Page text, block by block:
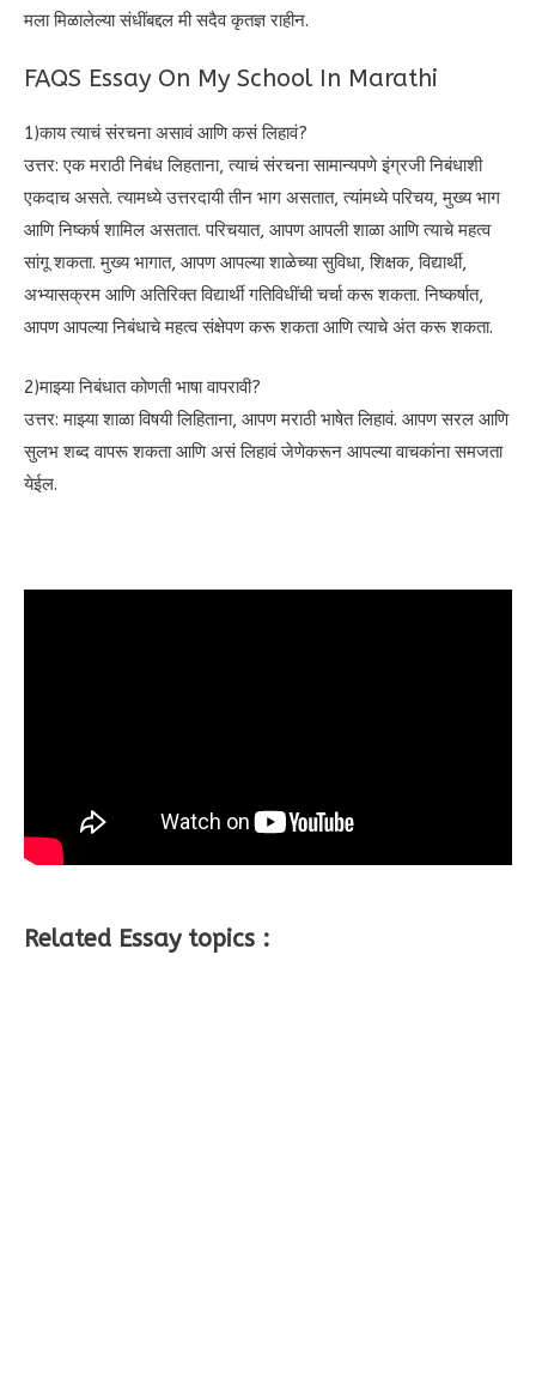
मला मिळालेल्या संधींबद्दल मी सदैव कृतज्ञ राहीन.
FAQS Essay On My School In Marathi
1)काय त्याचं संरचना असावं आणि कसं लिहावं?
उत्तर: एक मराठी निबंध लिहताना, त्याचं संरचना सामान्यपणे इंग्रजी निबंधाशी
एकदाच असते. त्यामध्ये उत्तरदायी तीन भाग असतात, त्यांमध्ये परिचय, मुख्य भाग
आणि निष्कर्ष शामिल असतात. परिचयात, आपण आपली शाळा आणि त्याचे महत्व
सांगू शकता. मुख्य भागात, आपण आपल्या शाळेच्या सुविधा, शिक्षक, विद्यार्थी,
अभ्यासक्रम आणि अतिरिक्त विद्यार्थी गतिविधींची चर्चा करू शकता. निष्कर्षात,
आपण आपल्या निबंधाचे महत्व संक्षेपण करू शकता आणि त्याचे अंत करू शकता.
2)माझ्या निबंधात कोणती भाषा वापरावी?
उत्तर: माझ्या शाळा विषयी लिहिताना, आपण मराठी भाषेत लिहावं. आपण सरल आणि
सुलभ शब्द वापरू शकता आणि असं लिहावं जेणेकरून आपल्या वाचकांना समजता
येईल.
Related Essay topics :